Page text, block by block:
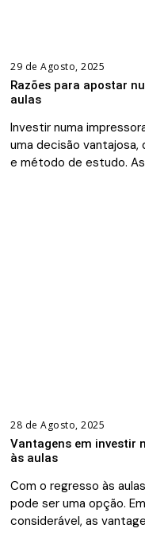
29 de Agosto, 2025
Razões para apostar
aulas
Investir numa
uma decisão
e método de estudo.
28 de Agosto, 2025
Vantagens em investir
às aulas
Com o regresso às
pode ser uma opção.
considerável, as